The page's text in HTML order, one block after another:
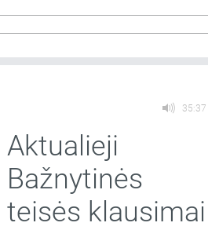
35:37
Aktualieji
Bažnytinės
teisės klausimai